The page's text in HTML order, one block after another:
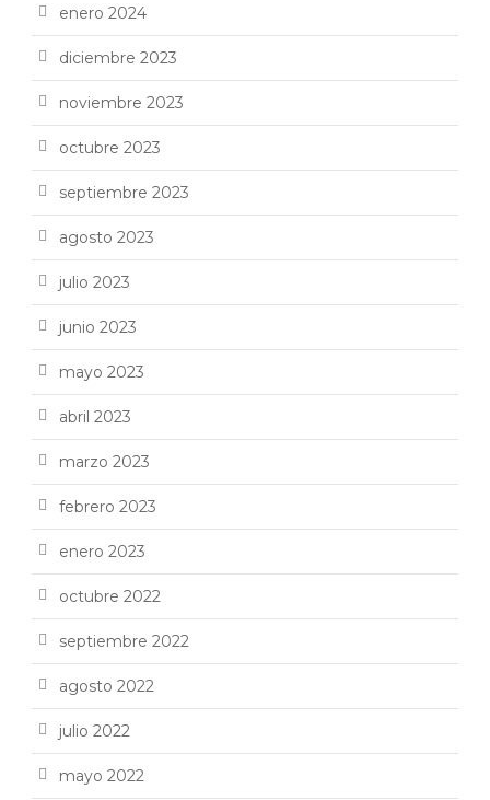
enero 2024
diciembre 2023
noviembre 2023
octubre 2023
septiembre 2023
agosto 2023
julio 2023
junio 2023
mayo 2023
abril 2023
marzo 2023
febrero 2023
enero 2023
octubre 2022
septiembre 2022
agosto 2022
julio 2022
mayo 2022